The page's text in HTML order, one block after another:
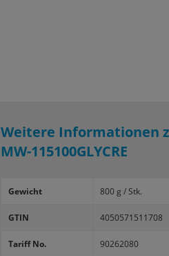
Weitere Informationen
MW-115100GLYCRE
Gewicht 800 g / Stk.
GTIN 4050571511708
Tariff No. 90262080